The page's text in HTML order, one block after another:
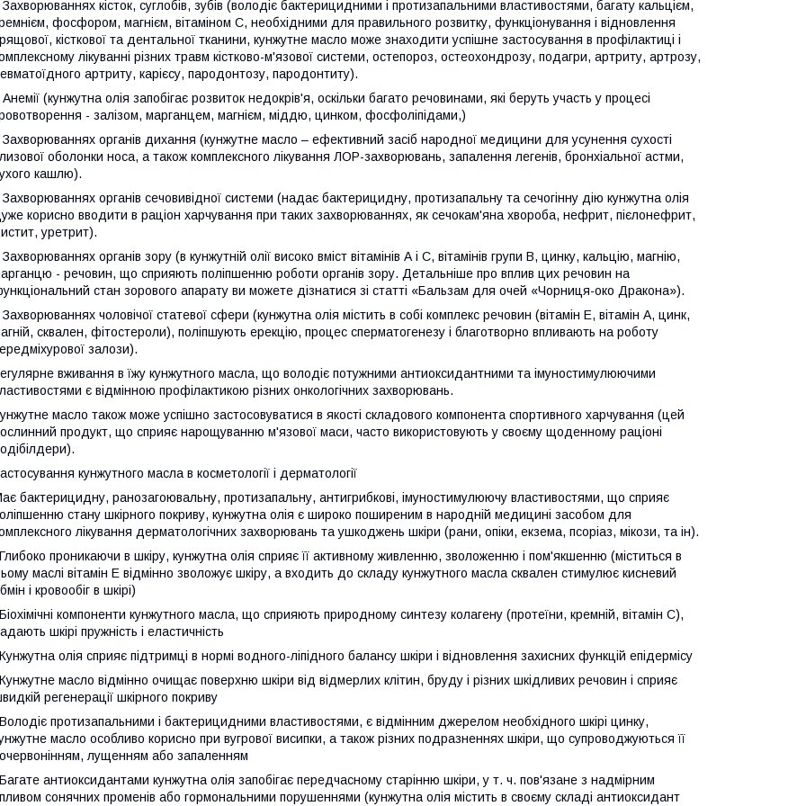
Захворюваннях кісток, суглобів, зубів (володіє бактерицидними і протизапальними властивостями, багату кальцієм,
фосфором, магнієм, вітаміном С, необхідними для правильного розвитку, функціонування і відновлення
кісткової та дентальної тканини, кунжутне масло може знаходити успішне застосування в профілактиці і
лікуванні різних травм кістково-м'язової системи, остепороз, остеохондрозу, подагри, артриту, артрозу,
артриту, карієсу, пародонтозу, пародонтиту).
Анемії (кунжутна олія запобігає розвиток недокрів'я, оскільки багато речовинами, які беруть участь у процесі
- залізом, марганцем, магнієм, міддю, цинком, фосфоліпідами,)
Захворюваннях органів дихання (кунжутне масло – ефективний засіб народної медицини для усунення сухості
оболонки носа, а також комплексного лікування ЛОР-захворювань, запалення легенів, бронхіальної астми,
кашлю).
Захворюваннях органів сечовивідної системи (надає бактерицидну, протизапальну та сечогінну дію кунжутна олія
корисно вводити в раціон харчування при таких захворюваннях, як сечокам'яна хвороба, нефрит, пієлонефрит,
уретрит).
Захворюваннях органів зору (в кунжутній олії високо вміст вітамінів А і С, вітамінів групи B, цинку, кальцію, магнію,
- речовин, що сприяють поліпшенню роботи органів зору. Детальніше про вплив цих речовин на
стан зорового апарату ви можете дізнатися зі статті «Бальзам для очей «Чорниця-око Дракона»).
Захворюваннях чоловічої статевої сфери (кунжутна олія містить в собі комплекс речовин (вітамін Е, вітамін А, цинк,
сквален, фітостероли), поліпшують ерекцію, процес сперматогенезу і благотворно впливають на роботу
залози).
вживання в їжу кунжутного масла, що володіє потужними антиоксидантними та імуностимулюючими
є відмінною профілактикою різних онкологічних захворювань.
масло також може успішно застосовуватися в якості складового компонента спортивного харчування (цей
продукт, що сприяє нарощуванню м'язової маси, часто використовують у своєму щоденному раціоні
кунжутного масла в косметології і дерматології
бактерицидну, ранозагоювальну, протизапальну, антигрибкові, імуностимулюючу властивостями, що сприяє
стану шкірного покриву, кунжутна олія є широко поширеним в народній медицині засобом для
лікування дерматологічних захворювань та ушкоджень шкіри (рани, опіки, екзема, псоріаз, мікози, та ін).
проникаючи в шкіру, кунжутна олія сприяє її активному живленню, зволоженню і пом'якшенню (міститься в
маслі вітамін Е відмінно зволожує шкіру, а входить до складу кунжутного масла сквален стимулює кисневий
і кровообіг в шкірі)
компоненти кунжутного масла, що сприяють природному синтезу колагену (протеїни, кремній, вітамін С),
шкірі пружність і еластичність
олія сприяє підтримці в нормі водного-ліпідного балансу шкіри і відновлення захисних функцій епідермісу
масло відмінно очищає поверхню шкіри від відмерлих клітин, бруду і різних шкідливих речовин і сприяє
регенерації шкірного покриву
протизапальними і бактерицидними властивостями, є відмінним джерелом необхідного шкірі цинку,
масло особливо корисно при вугрової висипки, а також різних подразненнях шкіри, що супроводжуються її
лущенням або запаленням
антиоксидантами кунжутна олія запобігає передчасному старінню шкіри, у т. ч. пов'язане з надмірним
сонячних променів або гормональними порушеннями (кунжутна олія містить в своєму складі антиоксидант